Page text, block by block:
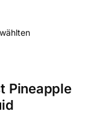
Pineapple